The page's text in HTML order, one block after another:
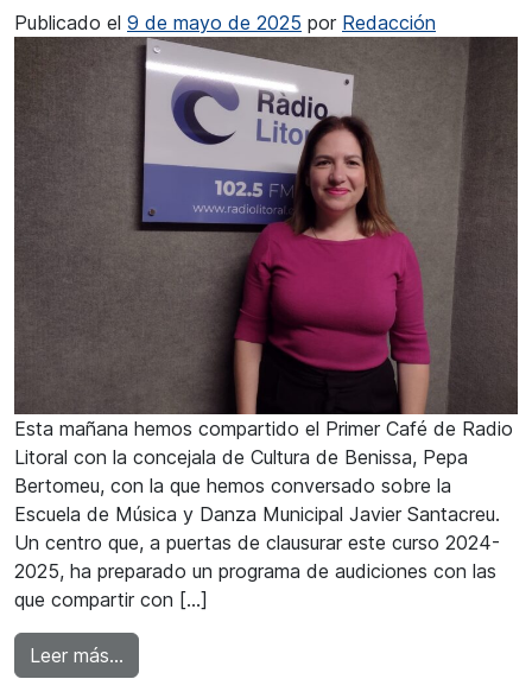
Publicado el 9 de mayo de 2025 por Redacción
Esta mañana hemos compartido el Primer Café de Radio
Litoral con la concejala de Cultura de Benissa, Pepa
Bertomeu, con la que hemos conversado sobre la
Escuela de Música y Danza Municipal Javier Santacreu.
Un centro que, a puertas de clausurar este curso 2024-
2025, ha preparado un programa de audiciones con las
que compartir con […]
Leer más…